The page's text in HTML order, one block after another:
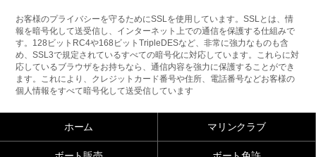
お客様のプライバシーを守るためにSSLを使用しています。SSLとは、情
報を暗号化して送受信し、インターネット上での通信を保護する仕組みで
す。128ビットRC4や168ビットTripleDESなど、非常に強力なものも含
め、SSL3で規定されているすべての暗号化に対応しています。これらに対
応しているブラウザをお持ちなら、通信内容を強力に保護することができ
ます。これにより、クレジットカード番号や住所、電話番号などお客様の
個人情報をすべて暗号化して送受信しています
ホーム マリンクラブ